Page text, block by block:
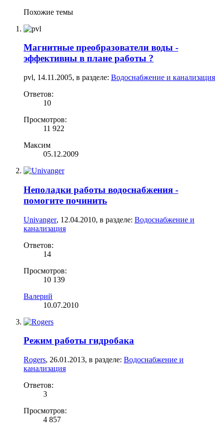
Похожие темы
Магнитные преобразователи воды -
эффективны в плане работы ?
pvl, 14.11.2005, в разделе: Водоснабжение и канализация
Ответов:
10
Просмотров:
11 922
Максим
05.12.2009
Неполадки работы водоснабжения -
помогите починить
Univanger, 12.04.2010, в разделе: Водоснабжение и
канализация
Ответов:
14
Просмотров:
10 139
Валерий
10.07.2010
Режим работы гидробака
Rogers, 26.01.2013, в разделе: Водоснабжение и
канализация
Ответов:
3
Просмотров:
4 857